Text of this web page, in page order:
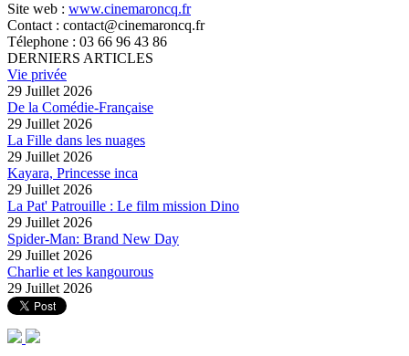
Site web : www.cinemaroncq.fr
Contact : contact@cinemaroncq.fr
Télephone : 03 66 96 43 86
DERNIERS ARTICLES
Vie privée
29 Juillet 2026
De la Comédie-Française
29 Juillet 2026
La Fille dans les nuages
29 Juillet 2026
Kayara, Princesse inca
29 Juillet 2026
La Pat' Patrouille : Le film mission Dino
29 Juillet 2026
Spider-Man: Brand New Day
29 Juillet 2026
Charlie et les kangourous
29 Juillet 2026